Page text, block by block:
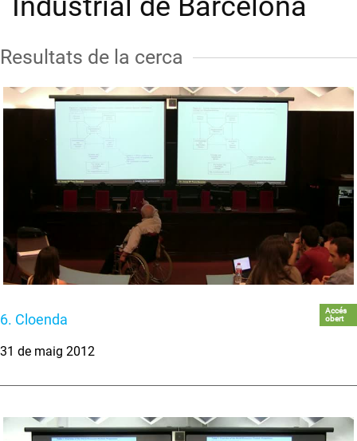
Resultats de la cerca
6. Cloenda
Accés
obert
31 de maig 2012